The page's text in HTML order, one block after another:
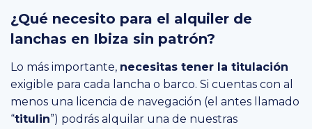
¿Qué necesito para el alquiler de
lanchas en Ibiza sin patrón?
Lo más importante, necesitas tener la titulación
exigible para cada lancha o barco. Si cuentas con al
menos una licencia de navegación (el antes llamado
“titulin”) podrás alquilar una de nuestras